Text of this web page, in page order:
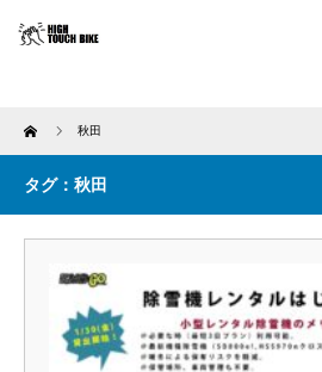
Home 秋田
タグ：秋田